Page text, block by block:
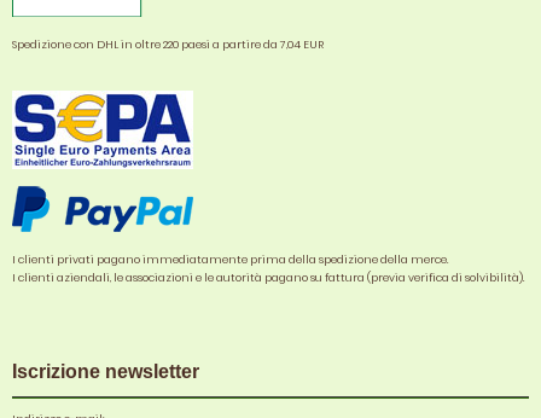
Spedizione con DHL in oltre 220 paesi a partire da 7,04 EUR
I clienti privati pagano immediatamente prima della spedizione della merce.
I clienti aziendali, le associazioni e le autorità pagano su fattura (previa verifica di solvibilità).
Iscrizione newsletter